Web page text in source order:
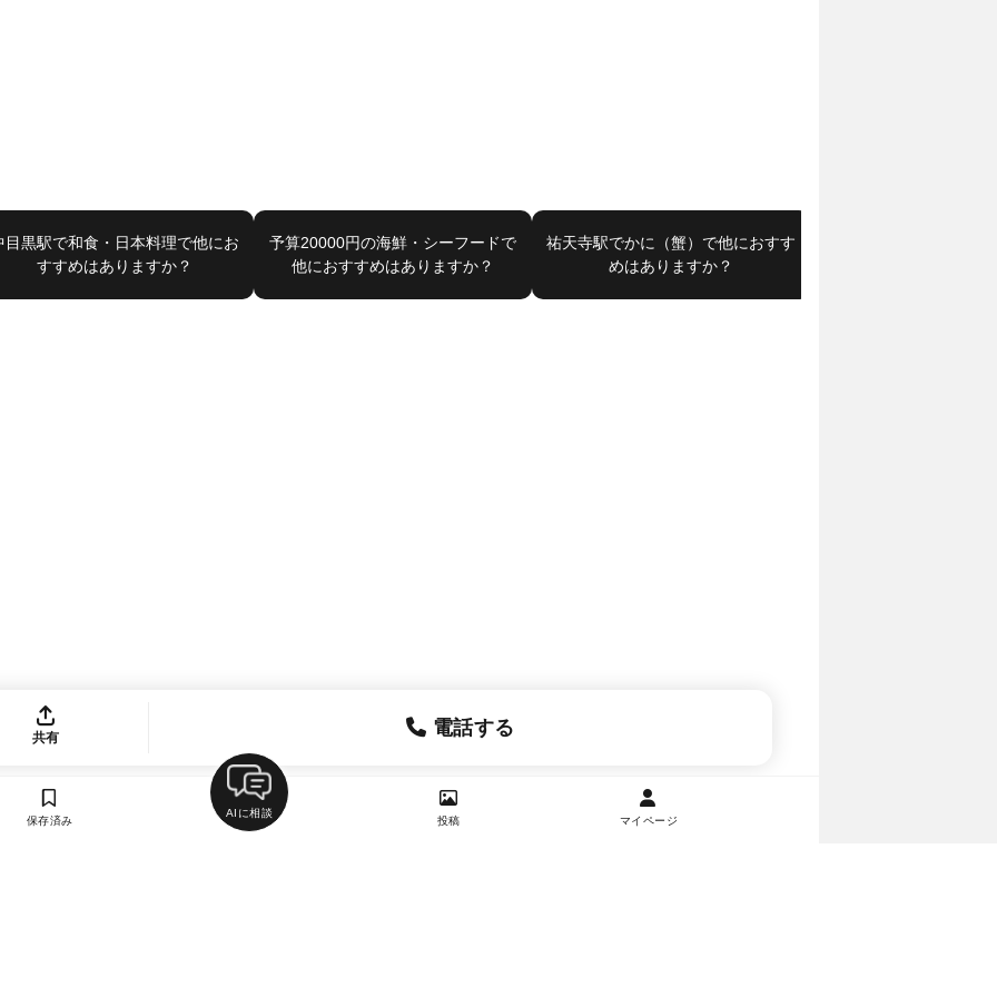
目黒駅で和食・日本料理で他にお
すすめはありますか？
予算20000円の海鮮・シーフードで
他におすすめはありますか？
祐天寺駅でかに（蟹）で他におすす
めはありますか？
共有 電話する
保存済み
AIに相談
投稿 マイページ